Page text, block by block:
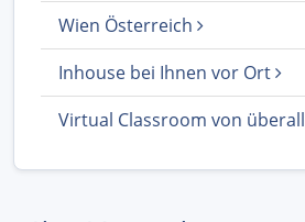
Wien Österreich
Inhouse bei Ihnen vor Ort
Virtual Classroom von überall